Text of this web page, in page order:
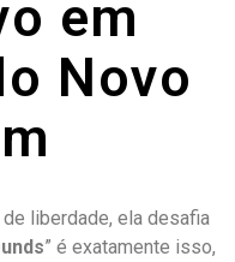
em
Novo
liberdade, ela desafia
” é exatamente isso,